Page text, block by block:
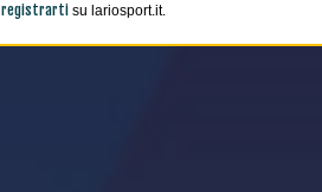
registrarti su lariosport.it.